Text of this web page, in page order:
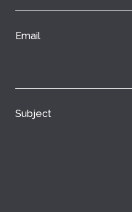
Email
Subject